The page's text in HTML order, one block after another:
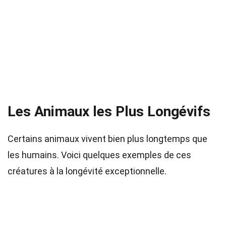
Les Animaux les Plus Longévifs
Certains animaux vivent bien plus longtemps que
les humains. Voici quelques exemples de ces
créatures à la longévité exceptionnelle.